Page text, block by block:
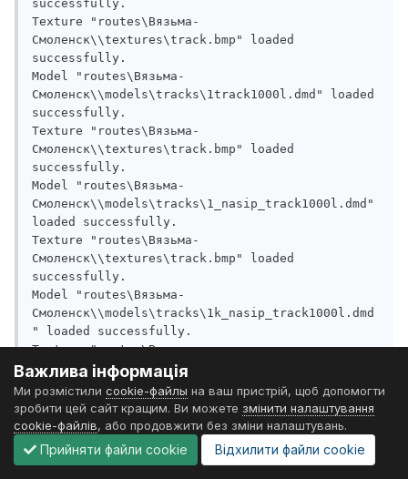
Важлива інформація
Ми розмістили cookie-файлы на ваш пристрій, щоб допомогти
зробити цей сайт кращим. Ви можете змінити налаштування
cookie-файлів, або продовжити без зміни налаштувань.
Прийняти файли cookie Відхилити файли cookie